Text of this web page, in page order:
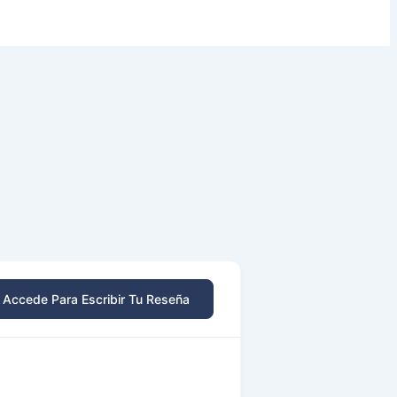
Accede Para Escribir Tu Reseña